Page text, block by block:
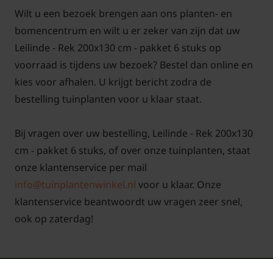
Voor snoei- en onderhoudstips voor de Lei-Linde
klik hier!
Wilt u een bezoek brengen aan ons planten- en
bomencentrum en wilt u er zeker van zijn dat uw
Leilinde - Rek 200x130 cm - pakket 6 stuks op
voorraad is tijdens uw bezoek? Bestel dan online en
kies voor afhalen. U krijgt bericht zodra de
bestelling tuinplanten voor u klaar staat.
Bij vragen over uw bestelling, Leilinde - Rek 200x130
cm - pakket 6 stuks, of over onze tuinplanten, staat
onze klantenservice per mail
info@tuinplantenwinkel.nl voor u klaar. Onze
klantenservice beantwoordt uw vragen zeer snel,
ook op zaterdag!